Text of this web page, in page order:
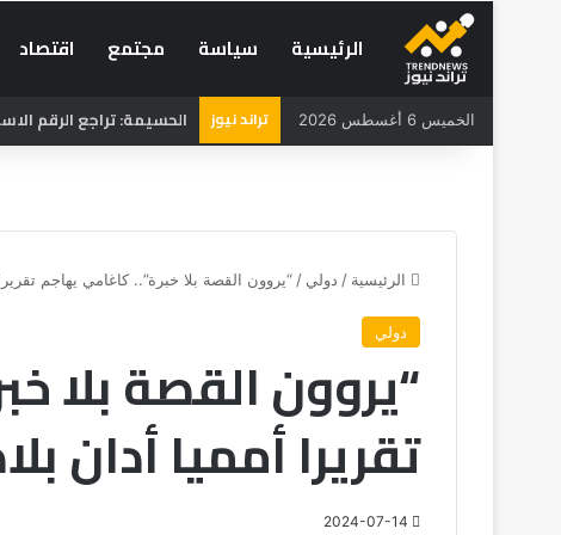
الرئيسية سياسة مجتمع اقتصاد
الخميس 6 أغسطس 2026 تراند نيوز الحسيمة: تراجع الرقم
الرئيسية / دولي / “يروون القصة بلا خبرة”.. كاغامي يهاجم
دولي
“يروون القصة بلا
تقريرا أمميا أدان
2024-07-14